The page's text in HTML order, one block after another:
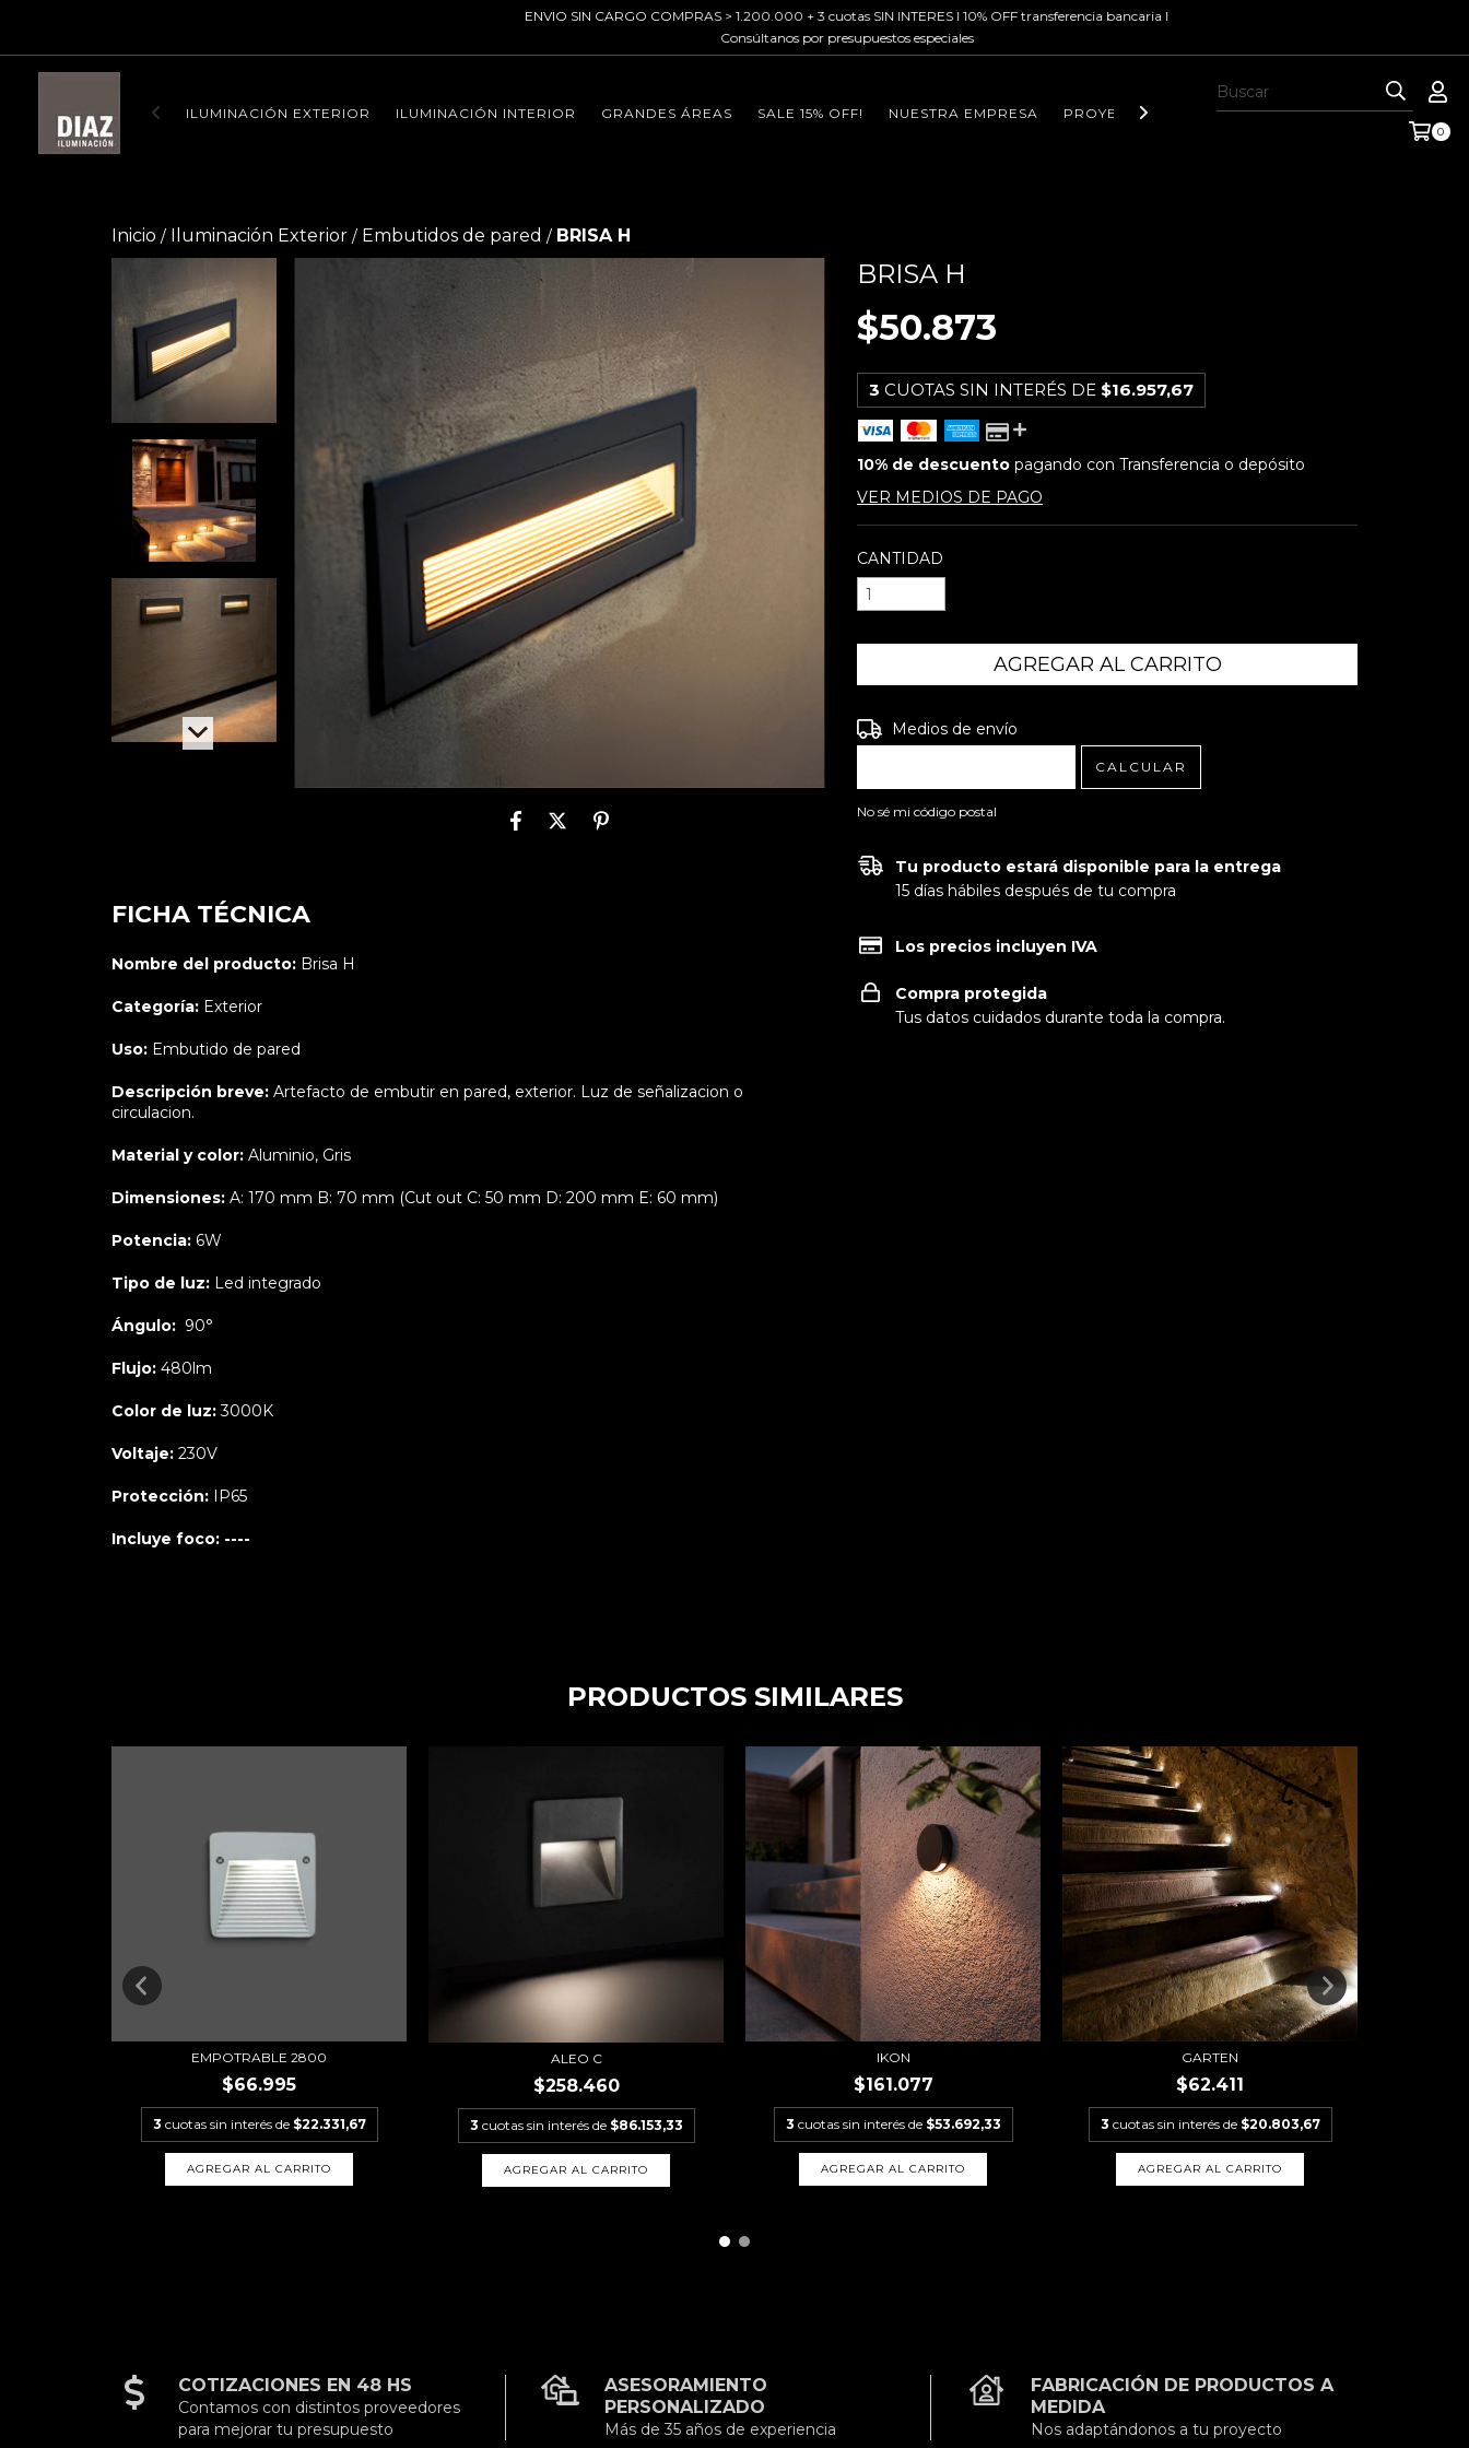
ENVIO SIN CARGO COMPRAS > 1.200.000 + 3 cuotas SIN INTERES I 10% OFF transferencia bancaria I
Consúltanos por presupuestos especiales
ILUMINACIÓN EXTERIOR ILUMINACIÓN INTERIOR GRANDES ÁREAS SALE 15% OFF! NUESTRA EMPRESA PROYECTOS Y NOTAS DE INTERÉS CONTACTO
0
Inicio / Iluminación Exterior / Embutidos de pared / BRISA H
FICHA TÉCNICA
Nombre del producto: Brisa H
Categoría: Exterior
Uso: Embutido de pared
Descripción breve: Artefacto de embutir en pared, exterior. Luz de señalizacion o
circulacion.
Material y color: Aluminio, Gris
Dimensiones: A: 170 mm B: 70 mm (Cut out C: 50 mm D: 200 mm E: 60 mm)
Potencia: 6W
Tipo de luz: Led integrado
Ángulo: 90°
Flujo: 480lm
Color de luz:3000K
Voltaje: 230V
Protección: IP65
Incluye foco: ----
BRISA H
$50.873
3 CUOTAS SIN INTERÉS DE $16.957,67
10% de descuento pagando con Transferencia o depósito
VER MEDIOS DE PAGO
CANTIDAD
Entregas para el CP:
Medios de envío
CALCULAR
No sé mi código postal
Tu producto estará disponible para la entrega
15 días hábiles después de tu compra
Los precios incluyen IVA
Compra protegida
Tus datos cuidados durante toda la compra.
PRODUCTOS SIMILARES
EMPOTRABLE 2800
$66.995
3 cuotas sin interés de $22.331,67
AGREGAR AL CARRITO
ALEO C
$258.460
3 cuotas sin interés de $86.153,33
AGREGAR AL CARRITO
IKON
$161.077
3 cuotas sin interés de $53.692,33
AGREGAR AL CARRITO
GARTEN
$62.411
3 cuotas sin interés de $20.803,67
COTIZACIONES EN 48 HS
Contamos con distintos proveedores
para mejorar tu presupuesto
ASESORAMIENTO
PERSONALIZADO
Más de 35 años de experiencia
FABRICACIÓN DE PRODUCTOS A
MEDIDA
Nos adaptándonos a tu proyecto